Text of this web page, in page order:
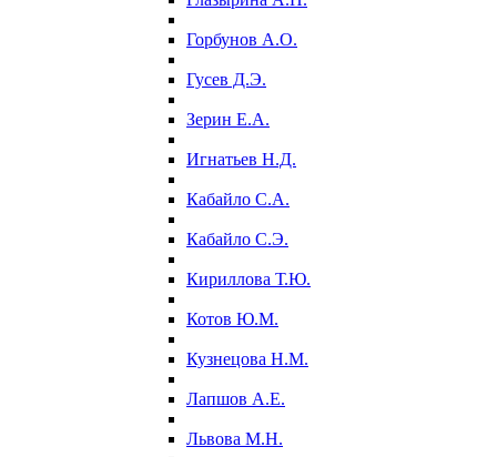
Горбунов А.О.
Гусев Д.Э.
Зерин Е.А.
Игнатьев Н.Д.
Кабайло С.А.
Кабайло С.Э.
Кириллова Т.Ю.
Котов Ю.М.
Кузнецова Н.М.
Лапшов А.Е.
Львова М.Н.